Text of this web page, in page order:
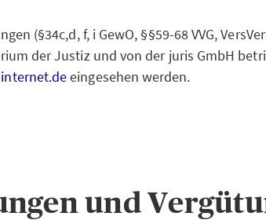
(§34c,d, f, i GewO, §§59-68 VVG,
der Justiz und von der juris GmbH
eingesehen werden.
und